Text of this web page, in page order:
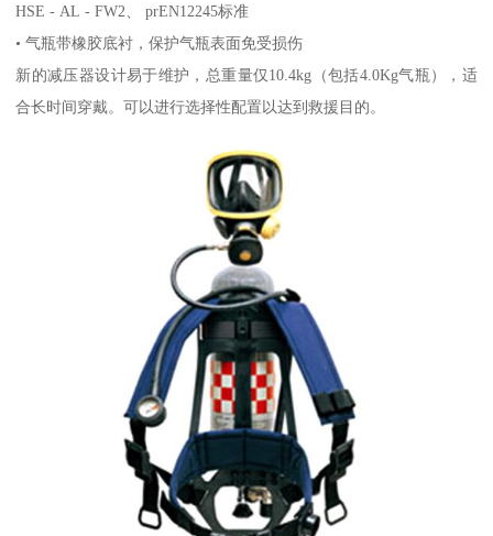
HSE - AL - FW2、 prEN12245标准
• 气瓶带橡胶底衬，保护气瓶表面免受损伤
新的减压器设计易于维护，总重量仅10.4kg（包括4.0Kg气瓶），适
合长时间穿戴。可以进行选择性配置以达到救援目的。